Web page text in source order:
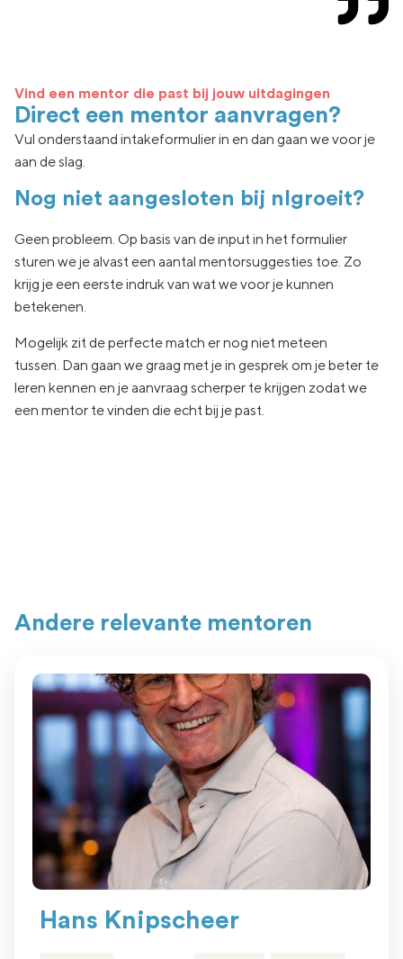
Vind een mentor die past bij jouw uitdagingen
Direct een mentor aanvragen?
Vul onderstaand intakeformulier in en dan gaan we voor je
aan de slag.
Nog niet aangesloten bij nlgroeit?
Geen probleem. Op basis van de input in het formulier
sturen we je alvast een aantal mentorsuggesties toe. Zo
krijg je een eerste indruk van watwe voor je kunnen
betekenen.
Mogelijk zit deperfecte match er nog niet meteen
tussen. Dan gaan we graag met je in gesprek om je beter te
leren kennen en je aanvraag scherper te krijgen zodat we
een mentor te vinden die echt bij je past.
Andere relevante mentoren
Hans Knipscheer